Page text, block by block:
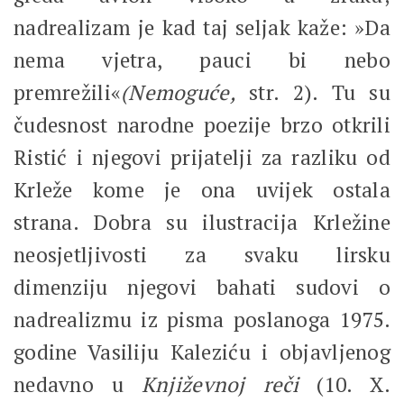
nadrealizam je kad taj seljak kaže: »Da
nema vjetra, pauci bi nebo
premrežili«(Nemoguće, str. 2). Tu su
čudesnost narodne poezije brzo otkrili
Ristić i njegovi prijatelji za razliku od
Krleže kome je ona uvijek ostala
strana. Dobra su ilustracija Krležine
neosjetljivosti za svaku lirsku
dimenziju njegovi bahati sudovi o
nadrealizmu iz pisma poslanoga 1975.
godine Vasiliju Kaleziću i objavljenog
nedavno u Književnoj reči (10. X.